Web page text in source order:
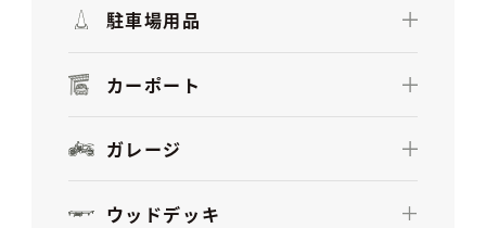
駐車場用品
カーポート
ガレージ
ウッドデッキ